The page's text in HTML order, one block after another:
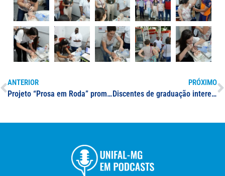
ANTERIOR
Projeto “Prosa em Roda” promove sessão com o tema “Ansiedade” durante recepção aos calouros em Varginha; atividade acontecerá quinzenalmente no campus
PRÓXIMO
Discentes de graduação interessados em aproveitamento de estudos, devem ficar atentos: prazo para requerimento é até 28/02!